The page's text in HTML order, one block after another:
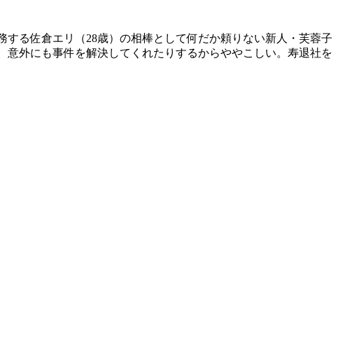
る佐倉エリ（28歳）の相棒として何だか頼りない新人・芙蓉子
外にも事件を解決してくれたりするからややこしい。寿退社を